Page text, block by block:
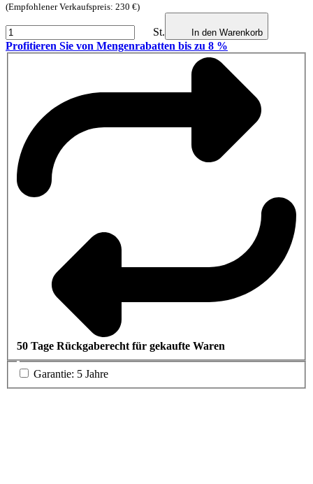
(Empfohlener Verkaufspreis: 230 €)
St. In den Warenkorb
Profitieren Sie von Mengenrabatten bis zu 8 %
50 Tage Rückgaberecht für gekaufte Waren
Garantie: 5 Jahre